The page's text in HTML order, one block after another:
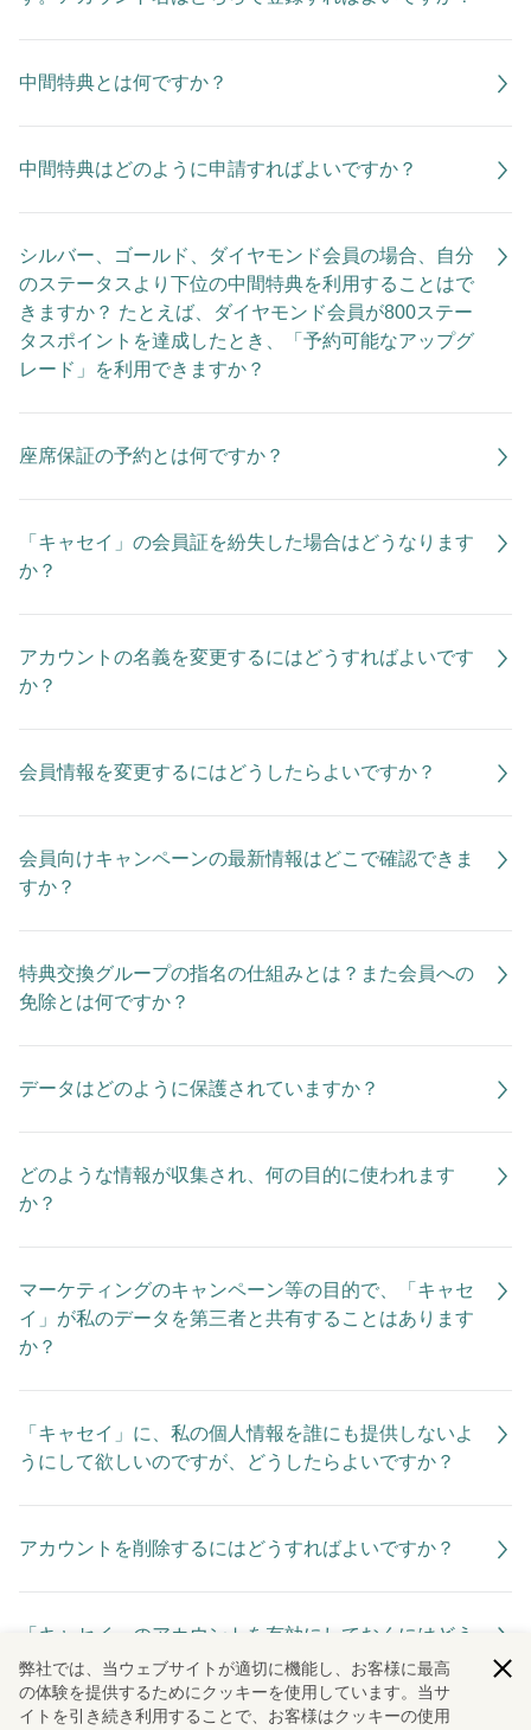
中間特典とは何ですか？
中間特典はどのように申請すればよいですか？
シルバー、ゴールド、ダイヤモンド会員の場合、自分
のステータスより下位の中間特典を利用することはで
きますか？ たとえば、ダイヤモンド会員が800ステー
タスポイントを達成したとき、「予約可能なアップグ
レード」を利用できますか？
座席保証の予約とは何ですか？
「キャセイ」の会員証を紛失した場合はどうなります
か？
アカウントの名義を変更するにはどうすればよいです
か？
会員情報を変更するにはどうしたらよいですか？
会員向けキャンペーンの最新情報はどこで確認できま
すか？
特典交換グループの指名の仕組みとは？また会員への
免除とは何ですか？
データはどのように保護されていますか？
どのような情報が収集され、何の目的に使われます
か？
マーケティングのキャンペーン等の目的で、「キャセ
イ」が私のデータを第三者と共有することはあります
か？
「キャセイ」に、私の個人情報を誰にも提供しないよ
うにして欲しいのですが、どうしたらよいですか？
アカウントを削除するにはどうすればよいですか？
「キャセイ」のアカウントを有効にしておくにはどう
すればよいですか？
弊社では、当ウェブサイトが適切に機能し、お客様に最高
の体験を提供するためにクッキーを使用しています。当サ
イトを引き続き利用することで、お客様はクッキーの使用